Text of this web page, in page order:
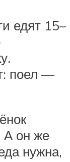
едят 15–
поел —
А он же
нужна,